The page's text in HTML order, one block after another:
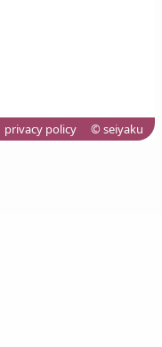
privacy policy © seiyaku